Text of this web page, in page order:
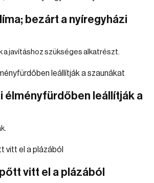
bezárt a nyíregyházi
a javításhoz szükséges alkatrészt.
élményfürdőben leállítják a
vitt el a plázából